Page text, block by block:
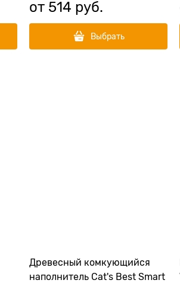
от 514 руб.
Выбрать
Древесный комкующийся
наполнитель Cat's Best Smart